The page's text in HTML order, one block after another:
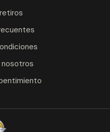
nosotros